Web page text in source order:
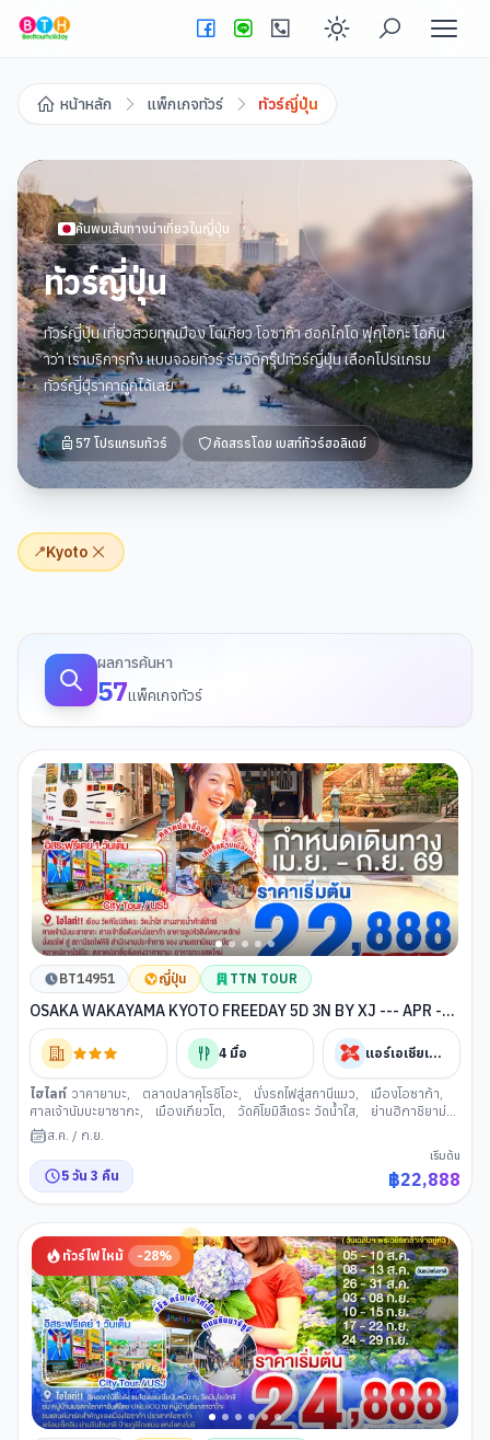
Enable dark
หน้าหลัก แพ็กเกจทัวร์ ทัวร์ญี่ปุ่น
ค้นพบเส้นทางน่าเที่ยวในญี่ปุ่น
ทัวร์ญี่ปุ่น
ทัวร์ญี่ปุ่น เที่ยวสวยทุกเมือง โตเกียว โอซาก้า ฮอกไกโด ฟุกุโอกะ โอกิน
าว่า เราบริการทั้ง แบบจอยทัวร์ รับจัดกรุ๊ปทัวร์ญี่ปุ่น เลือกโปรแกรม
ทัวร์ญี่ปุ่ราคาถูกได้เลย
57 โปรแกรมทัวร์ คัดสรรโดย เบสท์ทัวร์ฮอลิเดย์
📍Kyoto
ผลการค้นหา
57แพ็คเกจทัวร์
BT14951 ญี่ปุ่น TTN TOUR
OSAKA WAKAYAMA KYOTO FREEDAY 5D 3N BY XJ --- APR -
SEP'26 -- ซุปตาร์...คันไซครบสูตร เที่ยวสนุก อิสระ 1 วัน
4 มื้อ แอร์เอเชียเอ็กซ์
ไฮไลท์ วาคายามะ, ตลาดปลาคุโรชิโอะ, นั่งรถไฟสู่สถานีแมว, เมืองโอซาก้า,
ศาลเจ้านัมบะยาซากะ, เมืองเกียวโต, วัดคิโยมิสึเดระ วัดน้ำใส, ย่านฮิกาชิยาม่า,
การเรียนพิธีชงชาญี่ปุ่น
ส.ค. / ก.ย.
5 วัน 3 คืน
เริ่มต้น
฿22,888
ทัวร์ไฟไหม้ -28%